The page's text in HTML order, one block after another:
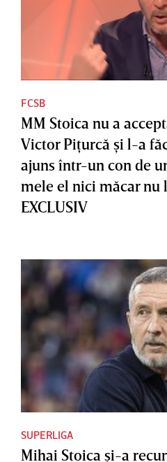
FCSB
MM Stoica nu a
Victor Piţurcă şi l-a
ajuns într-un con de
mele el nici măcar nu
EXCLUSIV
SUPERLIGA
Mihai Stoica şi-a